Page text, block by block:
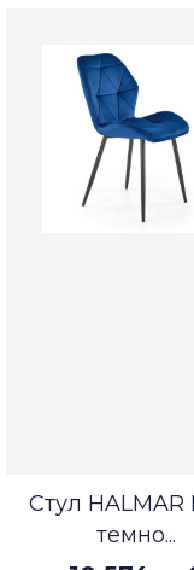
Стул HALMAR
темно...